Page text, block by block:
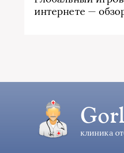
интернете —
клиника